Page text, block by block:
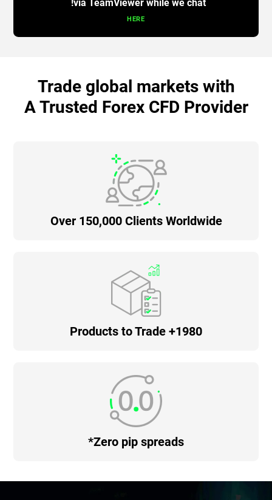
via TeamViewer while we chat!
HERE
Trade global markets with
A Trusted Forex CFD Provider
Over 150,000 Clients Worldwide
1980+ Products to Trade
Zero pip spreads*